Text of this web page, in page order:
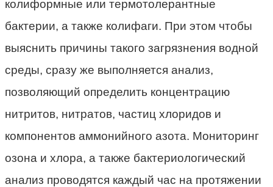
колиформные или термотолерантные
бактерии, а также колифаги. При этом чтобы
выяснить причины такого загрязнения водной
среды, сразу же выполняется анализ,
позволяющий определить концентрацию
нитритов, нитратов, частиц хлоридов и
компонентов аммонийного азота. Мониторинг
озона и хлора, а также бактериологический
анализ проводятся каждый час на протяжении